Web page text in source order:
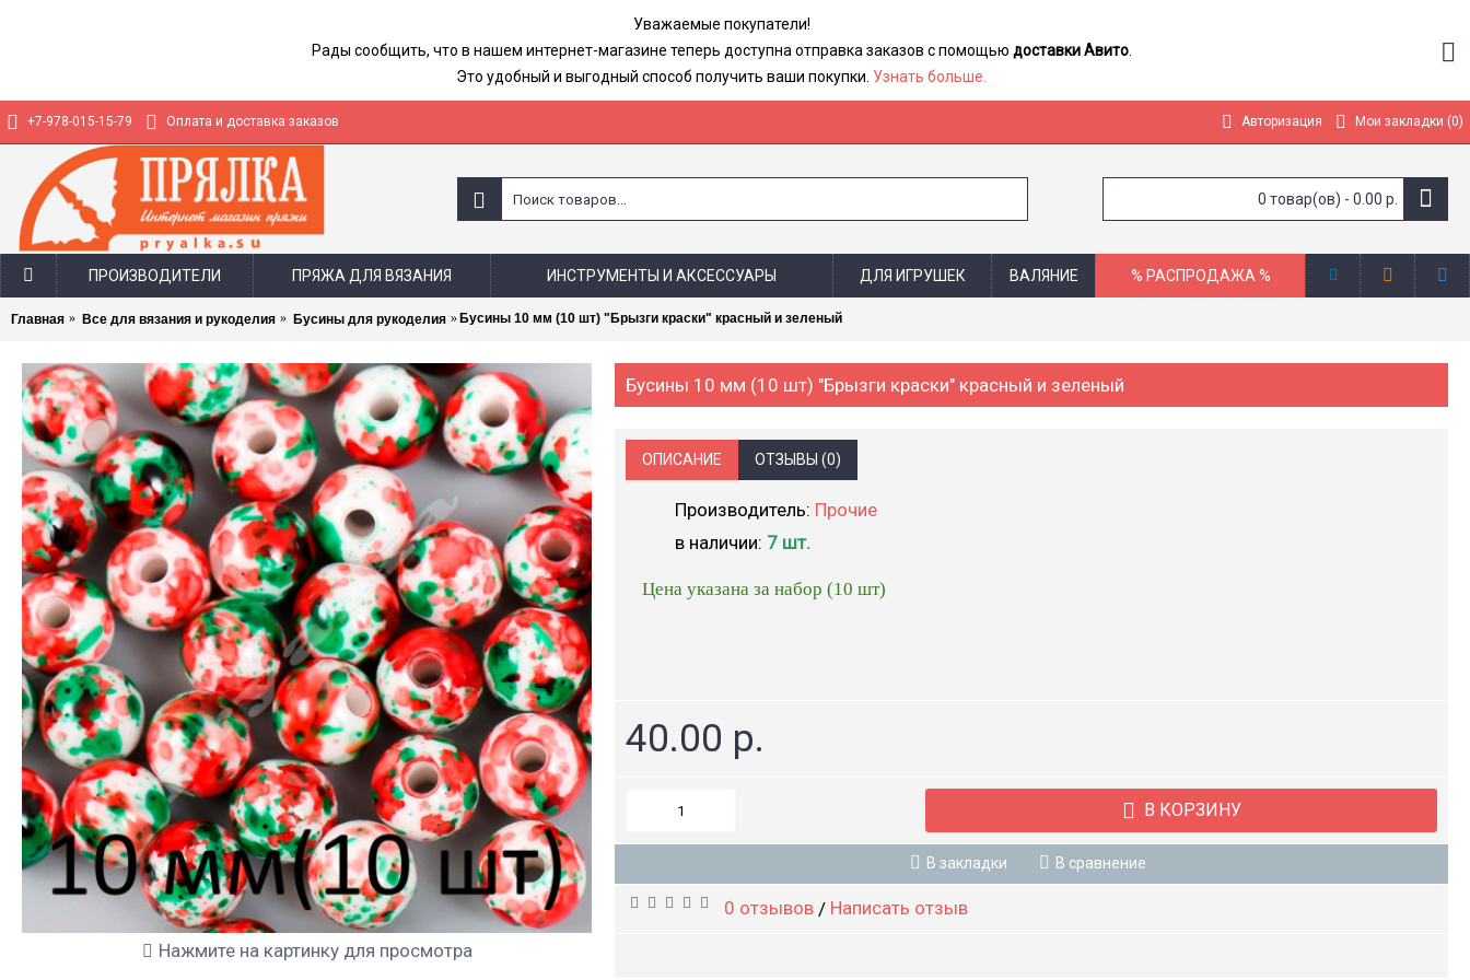
Уважаемые покупатели!
Рады сообщить, что в нашем интернет-магазине теперь доступна отправка заказов с помощью доставки Авито.
Это удобный и выгодный способ получить ваши покупки. Узнать больше.
+7-978-015-15-79 Оплата и доставка заказов Авторизация Мои закладки (0)
0 товар(ов) - 0.00 р.
ПРОИЗВОДИТЕЛИ ПРЯЖА ДЛЯ ВЯЗАНИЯ ИНСТРУМЕНТЫ И АКСЕССУАРЫ ДЛЯ ИГРУШЕК ВАЛЯНИЕ % РАСПРОДАЖА %
Главная Все для вязания и рукоделия Бусины для рукоделия Бусины 10 мм (10 шт) "Брызги краски" красный и зеленый
Нажмите на картинку для просмотра
Бусины 10 мм (10 шт) "Брызги краски" красный и зеленый
ОПИСАНИЕ ОТЗЫВЫ (0)
Производитель: Прочие
в наличии: 7 шт.
Цена указана за набор (10 шт)
40.00 р.
В КОРЗИНУ
В закладки В сравнение
0 отзывов/ Написать отзыв